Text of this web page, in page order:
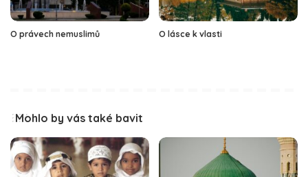
O právech nemuslimů O lásce k vlasti
Mohlo by vás také bavit